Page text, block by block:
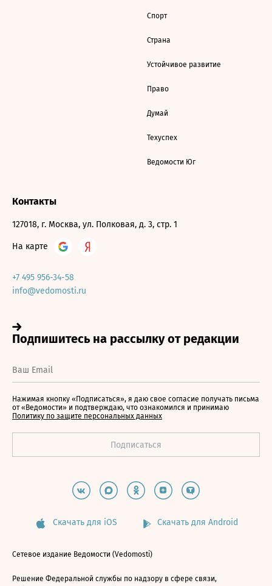
Спорт
Страна
Устойчивое развитие
Право
Думай
Техуспех
Ведомости Юг
Контакты
127018, г. Москва, ул. Полковая, д. 3, стр. 1
На карте
+7 495 956-34-58
info@vedomosti.ru
Нажимая кнопку «Подписаться», я даю свое согласие получать письма
от «Ведомости» и подтверждаю, что ознакомился и принимаю
Политику по защите персональных данных
Скачать для iOS Скачать для Android
Сетевое издание Ведомости (Vedomosti)
Решение Федеральной службы по надзору в сфере связи,